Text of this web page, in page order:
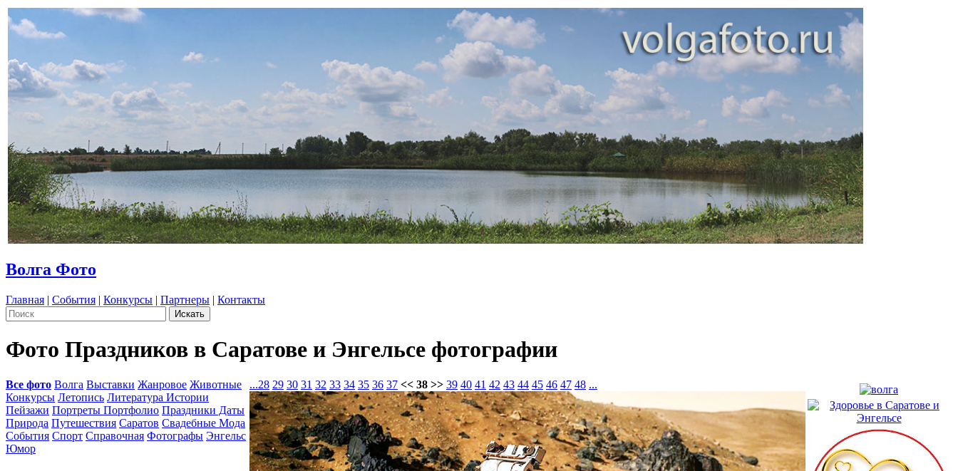
Волга Фото
Главная | События | Конкурсы | Партнеры | Контакты
Фото Праздников в Саратове и Энгельсе фотографии
Все фото Волга Выставки Жанровое Животные
Конкурсы Летопись Литература Истории
Пейзажи Портреты Портфолио Праздники Даты
Природа Путешествия Саратов Свадебные Мода
События Спорт Справочная Фотографы Энгельс
Юмор
...28 29 30 31 32 33 34 35 36 37 << 38 >> 39 40 41 42 43 44 45 46 47 48 ...